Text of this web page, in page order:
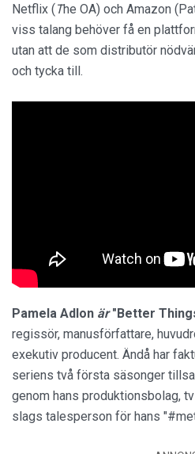
Netflix (The OA) och Amazon
viss talang behöver få en
utan att de som distributör
och tycka till.
Pamela Adlon är"Better
regissör, manusförfattare,
exekutiv producent. Ändå har
seriens två första säsonger
genom hans produktionsbolag,
slags talesperson för hans